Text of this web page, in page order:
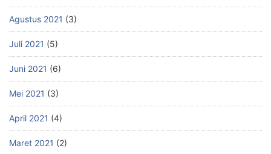
Agustus 2021 (3)
Juli 2021 (5)
Juni 2021 (6)
Mei 2021 (3)
April 2021 (4)
Maret 2021 (2)